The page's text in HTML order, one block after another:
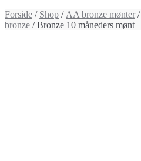
Forside / Shop / AA bronze mønter/
bronze / Bronze 10 måneders mønt